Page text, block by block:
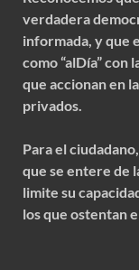
verdadera
informada, y que
como “alDía” con
que accionan en
privados.
Para el
que se entere de
limite su
los que ostentan